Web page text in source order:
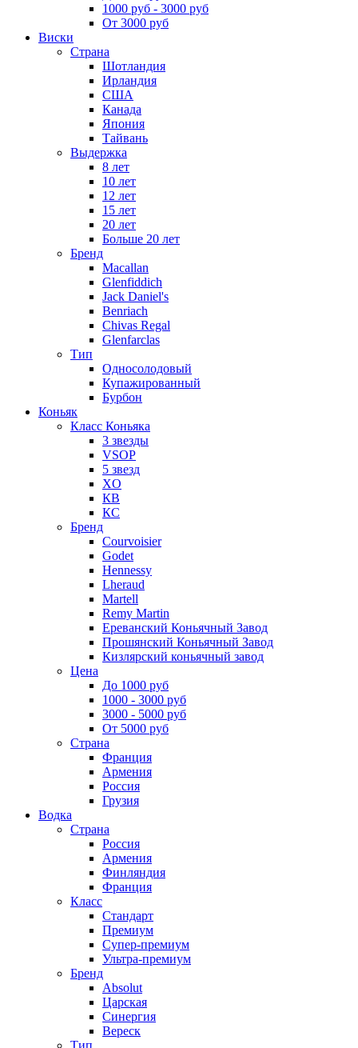
1000 руб - 3000 руб
От 3000 руб
Виски
Страна
Шотландия
Ирландия
США
Канада
Япония
Тайвань
Выдержка
8 лет
10 лет
12 лет
15 лет
20 лет
Больше 20 лет
Бренд
Macallan
Glenfiddich
Jack Daniel's
Benriach
Chivas Regal
Glenfarclas
Тип
Односолодовый
Купажированный
Бурбон
Коньяк
Класс Коньяка
3 звезды
VSOP
5 звезд
XO
КВ
КС
Бренд
Courvoisier
Godet
Hennessy
Lheraud
Martell
Remy Martin
Ереванский Коньячный Завод
Прошянский Коньячный Завод
Кизлярский коньячный завод
Цена
До 1000 руб
1000 - 3000 руб
3000 - 5000 руб
От 5000 руб
Страна
Франция
Армения
Россия
Грузия
Водка
Страна
Россия
Армения
Финляндия
Франция
Класс
Стандарт
Премиум
Супер-премиум
Ультра-премиум
Бренд
Absolut
Царская
Синергия
Вереск
Тип